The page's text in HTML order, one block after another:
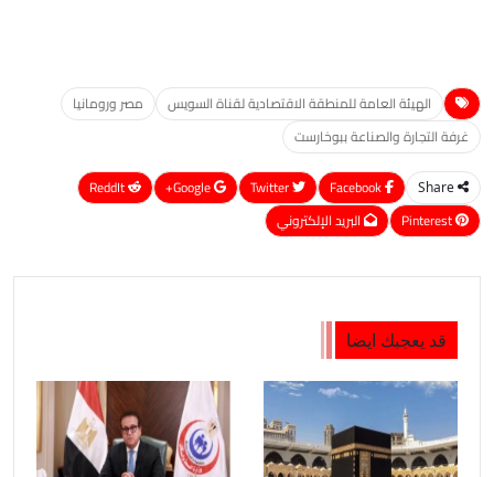
الهيئة العامة للمنطقة الاقتصادية لقناة السويس
مصر ورومانيا
غرفة التجارة والصناعة ببوخارست
Share
Google+
ReddIt
Pinterest
البريد الإلكتروني
قد يعجبك ايضا